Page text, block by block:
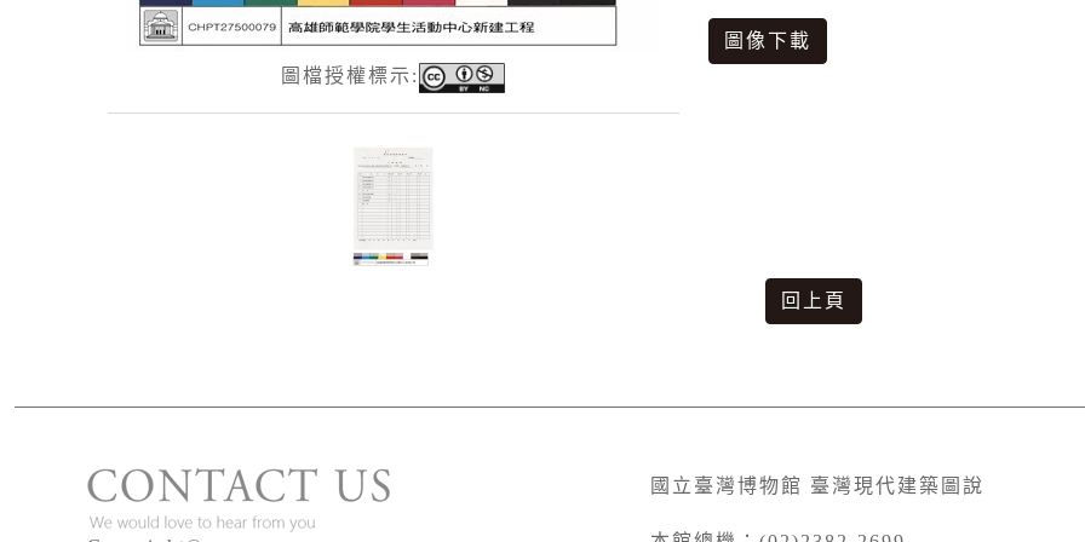
圖檔授權標示:
圖像下載
回上頁
版權宣告 國立臺灣博物館 臺灣現代建築圖說